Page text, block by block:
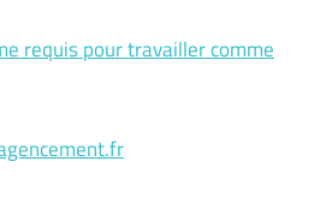
requis pour travailler comme